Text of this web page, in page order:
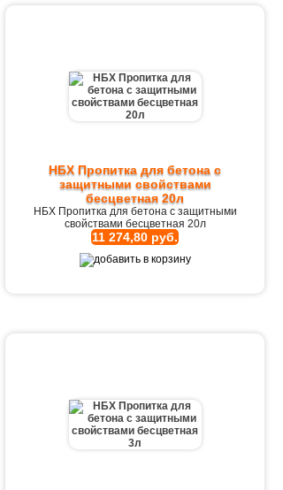
НБХ Пропитка для бетона с
защитными свойствами
бесцветная 20л
НБХ Пропитка для бетона с защитными
свойствами бесцветная 20л
11 274,80 руб.